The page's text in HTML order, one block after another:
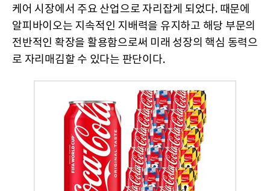
케어 시장에서 주요 산업으로 자리잡게 되었다. 때문에
알피바이오는 지속적인 지배력을 유지하고 해당 부문의
전반적인 확장을 활용함으로써 미래 성장의 핵심 동력으
로 자리매김할 수 있다는 판단이다.